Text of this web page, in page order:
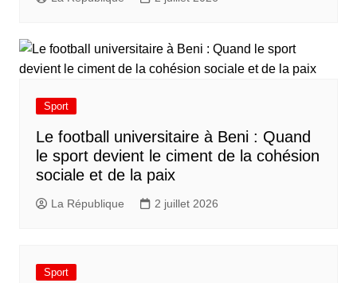
Sport
Le football universitaire à Beni : Quand
le sport devient le ciment de la cohésion
sociale et de la paix
La République 2 juillet 2026
Sport